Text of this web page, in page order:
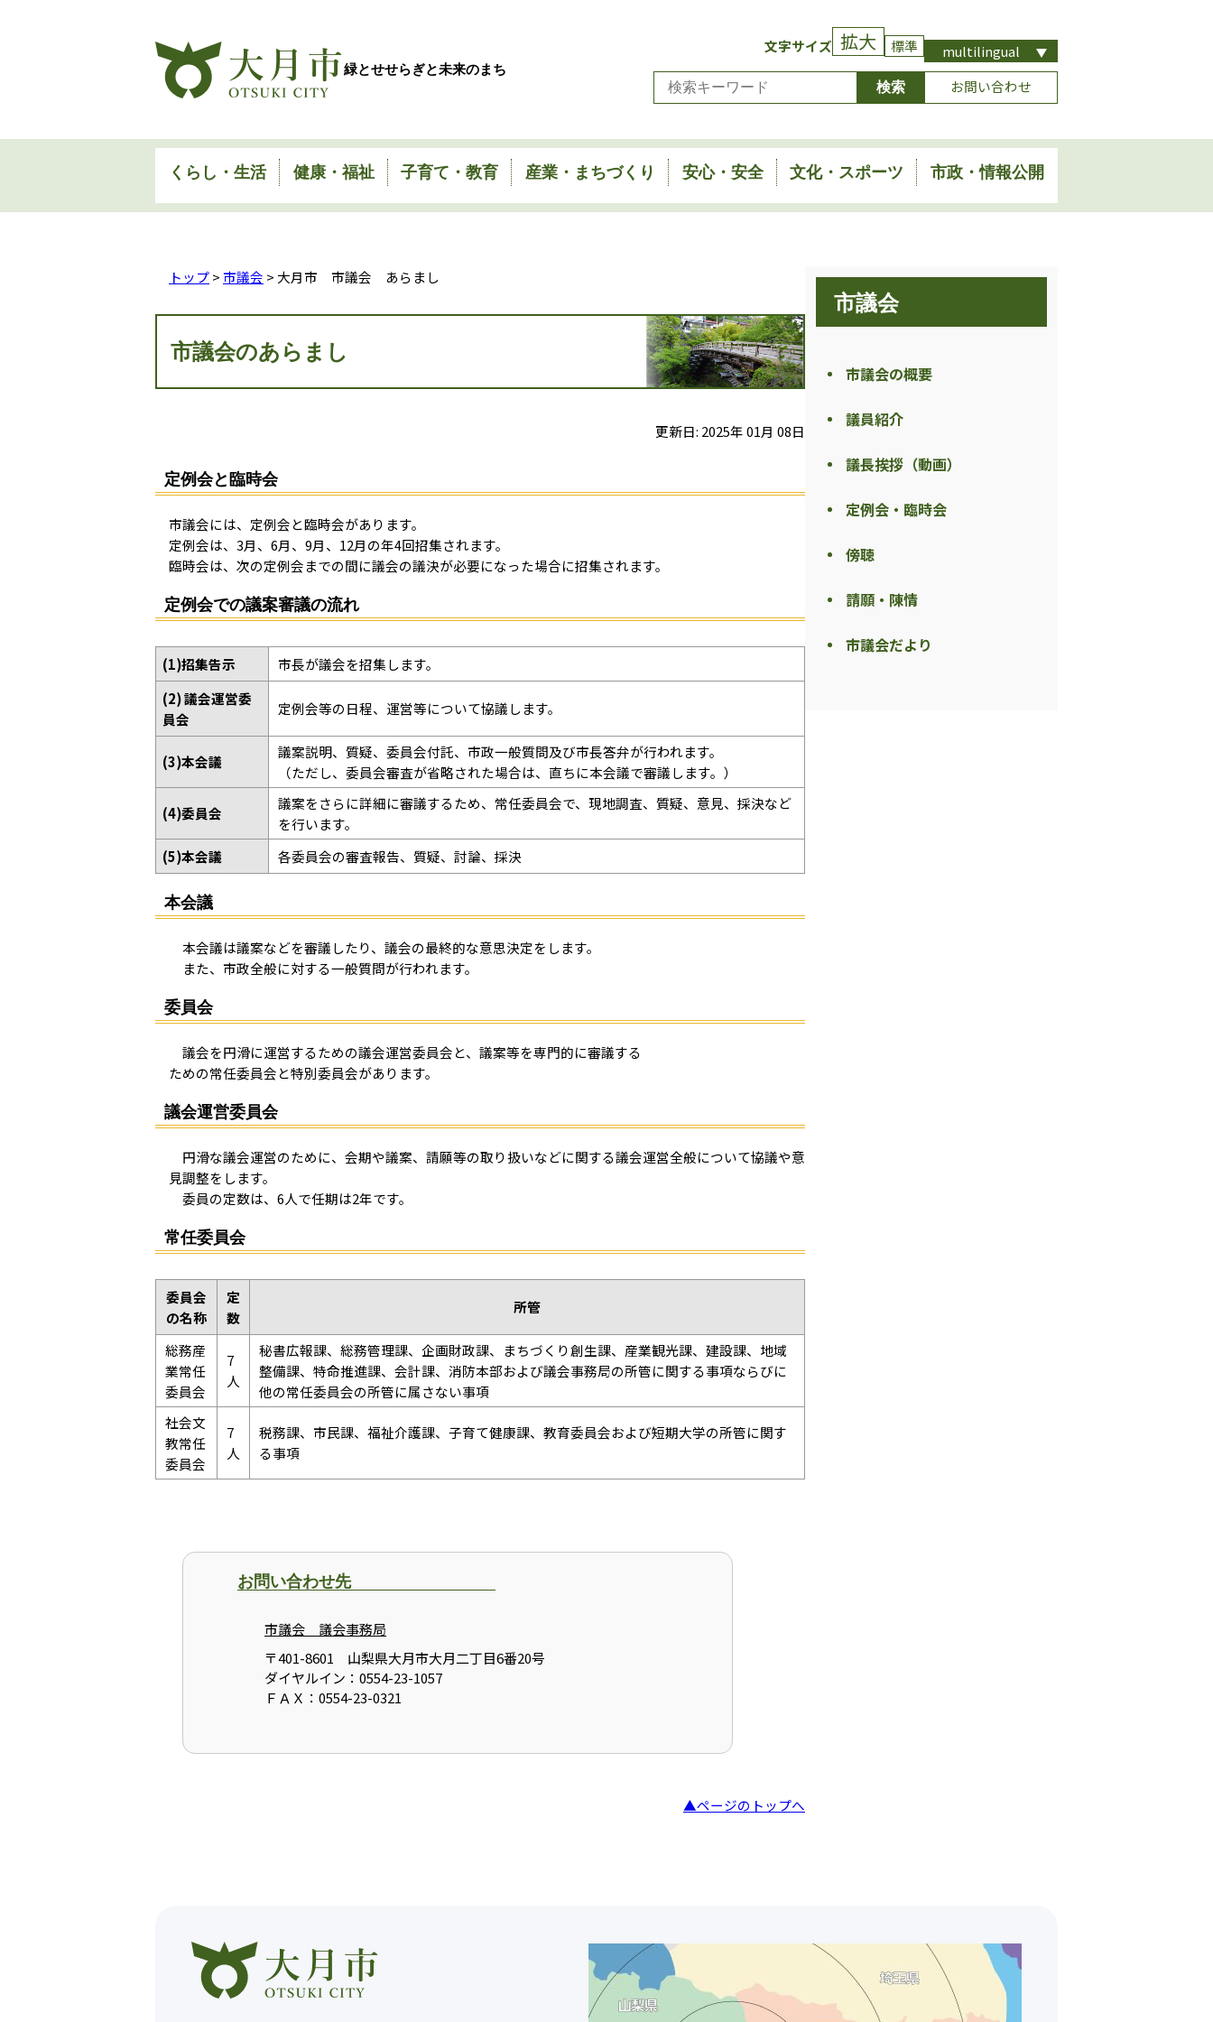
緑とせせらぎと未来のまち
文字サイズ 拡大 標準
multilingual
お問い合わせ
くらし・生活 健康・福祉 子育て・教育 産業・まちづくり 安心・安全 文化・スポーツ 市政・情報公開
トップ>市議会 > 大月市 市議会 あらまし
市議会のあらまし
更新日: 2025年01月 08日
定例会と臨時会
市議会には、定例会と臨時会があります。
定例会は、3月、6月、9月、12月の年4回招集されます。
臨時会は、次の定例会までの間に議会の議決が必要になった場合に招集されます。
定例会での議案審議の流れ
(1)招集告示
市長が議会を招集します。
(2) 議会運営委
員会
定例会等の日程、運営等について協議します。
(3)本会議
議案説明、質疑、委員会付託、市政一般質問及び市長答弁が行われます。
（ただし、委員会審査が省略された場合は、直ちに本会議で審議します。）
(4)委員会
議案をさらに詳細に審議するため、常任委員会で、現地調査、質疑、意見、採決など
を行います。
(5)本会議
各委員会の審査報告、質疑、討論、採決
本会議
本会議は議案などを審議したり、議会の最終的な意思決定をします。
また、市政全般に対する一般質問が行われます。
委員会
議会を円滑に運営するための議会運営委員会と、議案等を専門的に審議する
ための常任委員会と特別委員会があります。
議会運営委員会
円滑な議会運営のために、会期や議案、請願等の取り扱いなどに関する議会運営全般について協議や意
見調整をします。
委員の定数は、6人で任期は2年です。
常任委員会
委員会
の名称
定
数
所管
総務産
業常任
委員会
7
人
秘書広報課、総務管理課、企画財政課、まちづくり創生課、産業観光課、建設課、地域
整備課、特命推進課、会計課、消防本部および議会事務局の所管に関する事項ならびに
他の常任委員会の所管に属さない事項
社会文
教常任
委員会
7
人
税務課、市民課、福祉介護課、子育て健康課、教育委員会および短期大学の所管に関す
る事項
お問い合わせ先
市議会 議会事務局
〒401-8601 山梨県大月市大月二丁目6番20号
ダイヤルイン：0554-23-1057
ＦＡＸ：0554-23-0321
▲ページのトップへ
市議会
市議会の概要
議員紹介
議長挨拶（動画）
定例会・臨時会
傍聴
請願・陳情
市議会だより